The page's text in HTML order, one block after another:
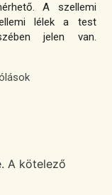
A szellemi
lélek a test
jelen van.
A kötelező